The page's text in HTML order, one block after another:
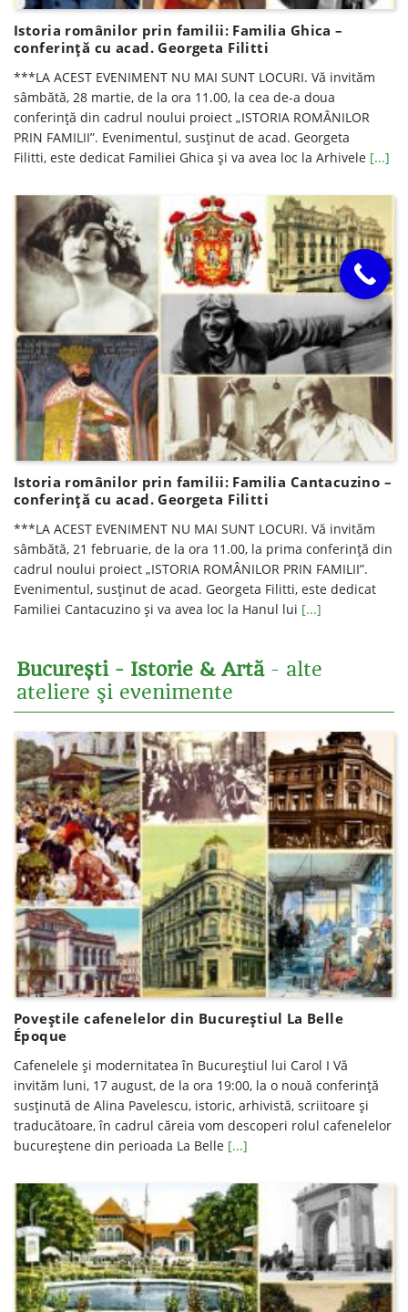
Istoria românilor prin familii: Familia Ghica –
conferinţă cu acad. Georgeta Filitti
***LA ACEST EVENIMENT NU MAI SUNT LOCURI. Vă invităm
sâmbătă, 28 martie, de la ora 11.00, la cea de-a doua
conferință din cadrul noului proiect „ISTORIA ROMÂNILOR
PRIN FAMILII”. Evenimentul, susținut de acad. Georgeta
Filitti, este dedicat Familiei Ghica și va avea loc la Arhivele [...]
Istoria românilor prin familii: Familia Cantacuzino –
conferinţă cu acad. Georgeta Filitti
***LA ACEST EVENIMENT NU MAI SUNT LOCURI. Vă invităm
sâmbătă, 21 februarie, de la ora 11.00, la prima conferință din
cadrul noului proiect „ISTORIA ROMÂNILOR PRIN FAMILII”.
Evenimentul, susținut de acad. Georgeta Filitti, este dedicat
Familiei Cantacuzino și va avea loc la Hanul lui [...]
București - Istorie & Artă- alte
ateliere şi evenimente
Poveștile cafenelelor din Bucureștiul La Belle
Époque
Cafenelele și modernitatea în Bucureștiul lui Carol I Vă
invităm luni, 17 august, de la ora 19:00, la o nouă conferinţă
susţinută de Alina Pavelescu, istoric, arhivistă, scriitoare şi
traducătoare, în cadrul căreia vom descoperi rolul cafenelelor
bucureștene din perioada La Belle [...]